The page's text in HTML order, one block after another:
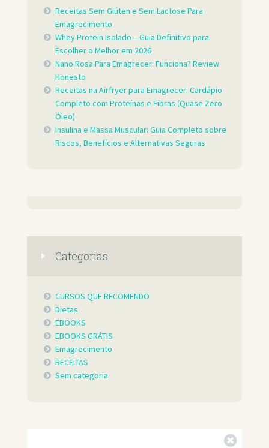
Receitas Sem Glúten e Sem Lactose Para
Emagrecimento
Whey Protein Isolado – Guia Definitivo para
Escolher o Melhor em 2026
Nano Rosa Para Emagrecer: Funciona? Review
Honesto
Receitas na Airfryer para Emagrecer: Cardápio
Completo com Proteínas e Fibras (Quase Zero
Óleo)
Insulina e Massa Muscular: Guia Completo sobre
Riscos, Benefícios e Alternativas Seguras
Categorias
CURSOS QUE RECOMENDO
Dietas
EBOOKS
EBOOKS GRÁTIS
Emagrecimento
RECEITAS
Sem categoria